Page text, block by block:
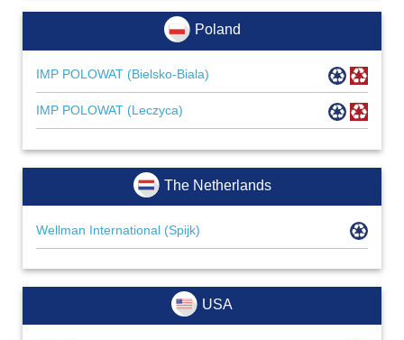
Poland
IMP POLOWAT (Bielsko-Biala)
IMP POLOWAT (Leczyca)
The Netherlands
Wellman International (Spijk)
USA